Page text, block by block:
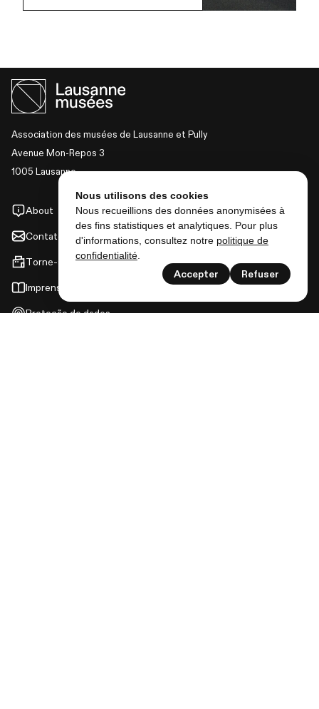
Association des musées de Lausanne et Pully
Avenue Mon-Repos 3
1005 Lausanne
About
Contato
Torne-se membro
Imprensa
Proteção de dados
Nous utilisons des cookies
Nous recueillions des données anonymisées à
des fins statistiques et analytiques. Pour plus
d'informations, consultez notre politique de
confidentialité
Accepter Refuser